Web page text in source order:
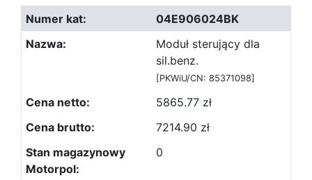
04E906024BK
Moduł sterujący dla
sil.benz.
[PKWiU/CN: 85371098]
5865.77 zł
7214.90 zł
0